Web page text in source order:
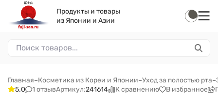
Продукты и товары
из Японии и Азии
Главная–Косметика из Кореи и Японии–Уход за полостью рта–
5.0
1 отзывАртикул:241614 К сравнению В избранное